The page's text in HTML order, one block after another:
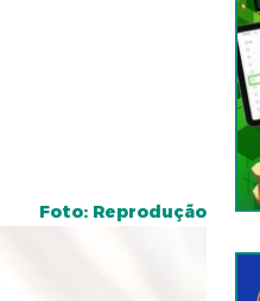
Foto: Reprodução